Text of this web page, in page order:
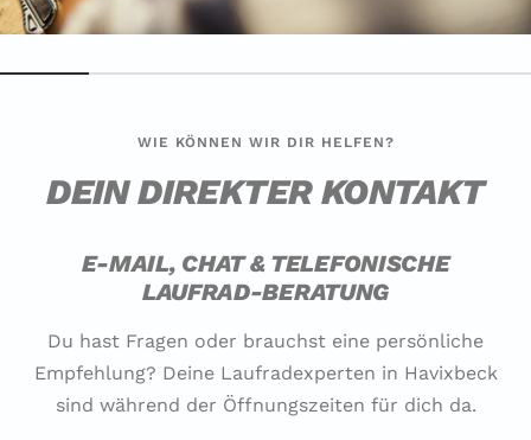
WIE KÖNNEN WIR DIR HELFEN?
DEIN DIREKTER KONTAKT
E-MAIL, CHAT & TELEFONISCHE
LAUFRAD-BERATUNG
Du hast Fragen oder brauchst eine persönliche
Empfehlung? Deine Laufradexperten in Havixbeck
sind während der Öffnungszeiten für dich da.